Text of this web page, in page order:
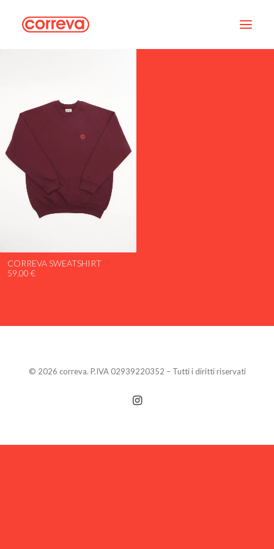
CORREVA SWEATSHIRT
59,00 €
© 2026 correva. P.IVA 02939220352 – Tutti i diritti riservati